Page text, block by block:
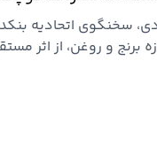
سخنگوی اتحادیه
برنج و روغن، از اثر